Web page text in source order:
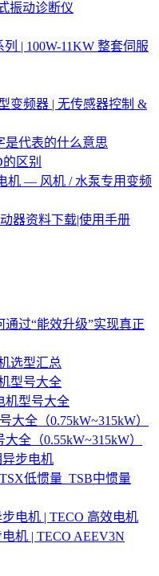
振动诊断仪
| 100W-11KW 整套伺服
变频器 | 无传感器控制 &
是代表的什么意思
区别
机 — 风机 / 水泵专用变频
器资料下载|使用手册
过“能效升级”实现真正
选型汇总
型号大全
机型号大全
大全（0.75kW~315kW）
全（0.55kW~315kW）
步电机
低惯量_TSB中惯量
电机 | TECO 高效电机
机 | TECO AEEV3N